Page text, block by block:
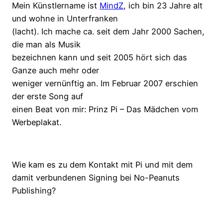
Mein Künstlername ist MindZ, ich bin 23 Jahre alt
und wohne in Unterfranken
(lacht). Ich mache ca. seit dem Jahr 2000 Sachen,
die man als Musik
bezeichnen kann und seit 2005 hört sich das
Ganze auch mehr oder
weniger vernünftig an. Im Februar 2007 erschien
der erste Song auf
einen Beat von mir: Prinz Pi – Das Mädchen vom
Werbeplakat.
Wie kam es zu dem Kontakt mit Pi und mit dem
damit verbundenen Signing bei No-Peanuts
Publishing?